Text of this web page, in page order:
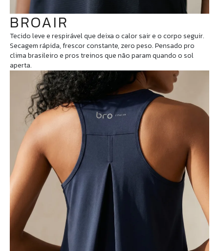
BROAIR
Tecido leve e respirável que deixa o calor sair e o corpo seguir.
Secagem rápida, frescor constante, zero peso. Pensado pro
clima brasileiro e pros treinos que não param quando o sol
aperta.